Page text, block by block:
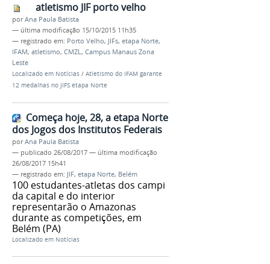
atletismo JIF porto velho
porAna Paula Batista
— última modificação 15/10/2015 11h35
— registrado em: Porto Velho, JIFs, etapa Norte,
IFAM, atletismo, CMZL, Campus Manaus Zona
Leste
Localizado em Notícias / Atletismo do IFAM garante
12 medalhas no JIFS etapa Norte
Começa hoje, 28, a etapa Norte
dos Jogos dos Institutos Federais
porAna Paula Batista
— publicado 26/08/2017 — última modificação
26/08/2017 15h41
— registrado em: JIF, etapa Norte, Belém
100 estudantes-atletas dos campi
da capital e do interior
representarão o Amazonas
durante as competições, em
Belém (PA)
Localizado em Notícias